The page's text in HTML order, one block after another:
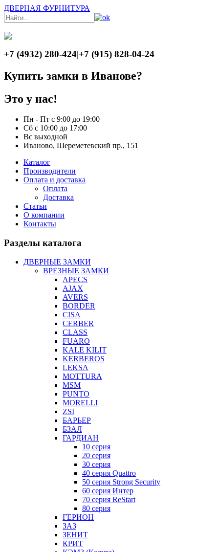
ДВЕРНАЯ ФУРНИТУРА
+7 (4932) 280-424|+7 (915) 828-04-24
Купить замки в Иванове?
Это у нас!
Пн - Пт с 9:00 до 19:00
Сб с 10:00 до 17:00
Вс выходной
Иваново, Шереметевский пр., 151
Каталог
Производители
Оплата и доставка
Оплата
Доставка
Статьи
О компании
Контакты
Разделы каталога
ДВЕРНЫЕ ЗАМКИ
ВРЕЗНЫЕ ЗАМКИ
APECS
AJAX
AVERS
BORDER
CISA
CERBER
CLASS
FUARO
KALE KILIT
KERBEROS
LEKSA
MOTTURA
MSM
PUNTO
MORELLI
ZSI
БАРЬЕР
БЗАЛ
ГАРДИАН
10 серия
20 серия
30 серия
40 серия Quattro
50 серия Strong Security
60 серия Интер
70 серия ReStart
80 серия
ГЕРИОН
ЗАЗ
ЗЕНИТ
КРИТ